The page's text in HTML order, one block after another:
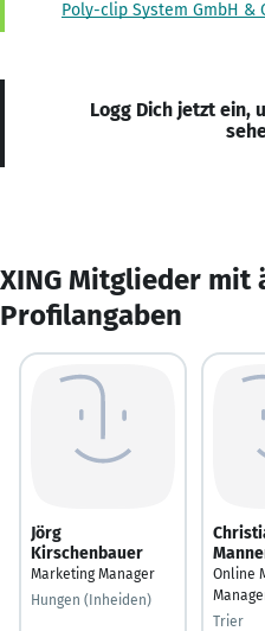
Poly-clip System GmbH &
Logg Dich jetzt ein,
XING Mitglieder mit
Profilangaben
Jörg
Kirschenbauer
Marketing Manager
Hungen (Inheiden)
Online
Trier